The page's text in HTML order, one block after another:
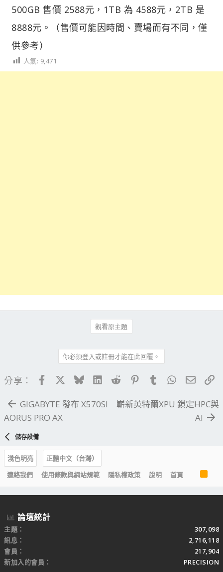
500GB 售價 2588元，1TB 為 4588元，2TB 是
8888元。（售價可能因時間、賣場而有不同，僅
供參考）
人氣: 9,471
觀看原主題
你必須登入或註冊才能在此回覆。
分享： FacebookBlueskyLinkedIn
Reddit PinterestTumblrWhatsApp
電子
GIGABYTE 發布 X570SI
AORUS PRO AX
嶄新英特爾XPU 鎖定HPC與
AI
儲存設備
淺色明亮
正體中文（台灣）
連絡我們
使用條款與網站規範 隱私權政策 說明 首頁
R
S
S
論壇統計
主題
307,098
訊息
2,716,118
會員
217,904
新加入的會員
PRECISION